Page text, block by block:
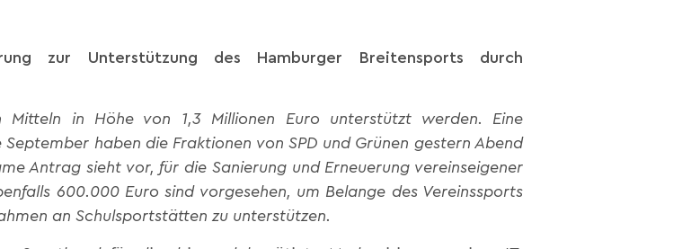
zur Unterstützung des Hamburger Breitensports durch
Mitteln in Höhe von 1,3 Millionen Euro unterstützt werden. Eine
haben die Fraktionen von SPD und Grünen gestern Abend
Antrag sieht vor, für die Sanierung und Erneuerung vereinseigener
600.000 Euro sind vorgesehen, um Belange des Vereinssports
an Schulsportstätten zu unterstützen.